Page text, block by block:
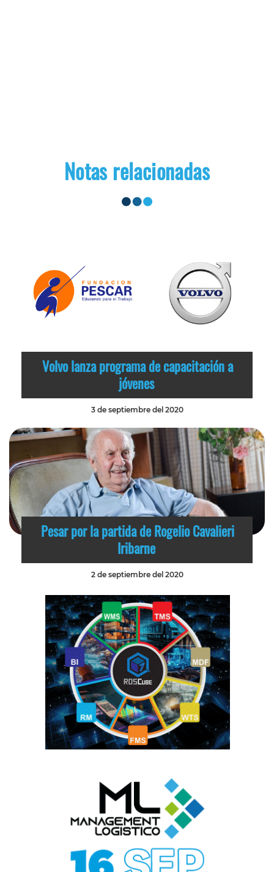
Notas relacionadas
Volvo lanza programa de capacitación a
jóvenes
3 de septiembre del 2020
Pesar por la partida de Rogelio Cavalieri
Iribarne
2 de septiembre del 2020